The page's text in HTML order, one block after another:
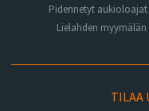
Pidennetyt
Lielahden
TILAA